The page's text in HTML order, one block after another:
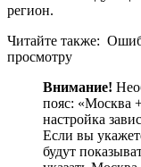
регион.
Читайте также:
просмотру
Внимание!
пояс: «Москва
настройка
Если вы
будут